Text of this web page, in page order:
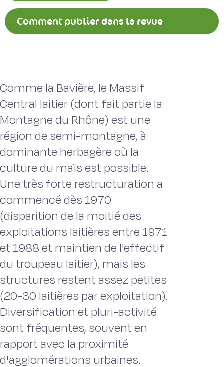
Comment publier dans la revue
Comme la Bavière, le Massif
Central laitier (dont fait partie la
Montagne du Rhône) est une
région de semi-montagne, à
dominante herbagère où la
culture du maïs est possible.
Une très forte restructuration a
commencé dès 1970
(disparition de la moitié des
exploitations laitières entre 1971
et 1988 et maintien de l'effectif
du troupeau laitier), mais les
structures restent assez petites
(20-30 laitières par exploitation).
Diversification et pluri-activité
sont fréquentes, souvent en
rapport avec la proximité
d'agglomérations urbaines.